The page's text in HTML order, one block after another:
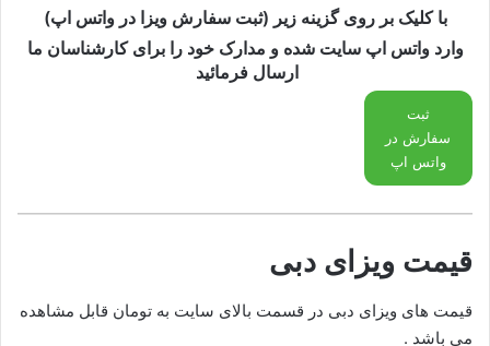
با کلیک بر روی گزینه زیر (ثبت سفارش ویزا در واتس اپ)
وارد واتس اپ سایت شده و مدارک خود را برای کارشناسان ما
ارسال فرمائید
ثبت
سفارش در
واتس اپ
قیمت ویزای دبی
قیمت های ویزای دبی در قسمت بالای سایت به تومان قابل مشاهده
می باشد .